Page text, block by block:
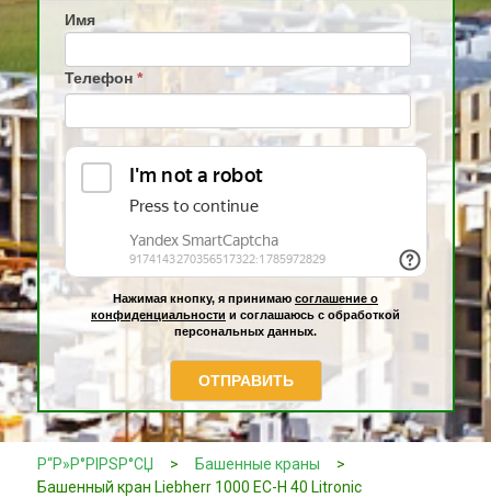
Имя
Телефон *
Нажимая кнопку, я принимаю соглашение о
конфиденциальности и соглашаюсь с обработкой
персональных данных.
ОТПРАВИТЬ
Р“Р»Р°РІРЅР°СЏ > Башенные краны
>
Башенный кран Liebherr 1000 EC-H 40 Litronic